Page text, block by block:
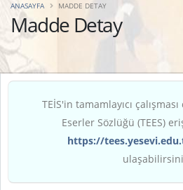
Madde Detay
ANASAYFA MADDE DETAY
TEİS'in tamamlayıcı
Eserler Sözlüğü (TEES)
https://